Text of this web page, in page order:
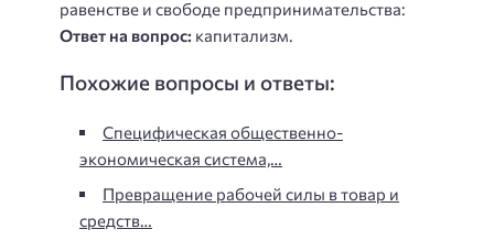
равенстве и свободе предпринимательства:
Ответ на вопрос: капитализм.
Похожие вопросы и ответы:
Специфическая общественно-
экономическая система,…
Превращение рабочей силы в товар и
средств…